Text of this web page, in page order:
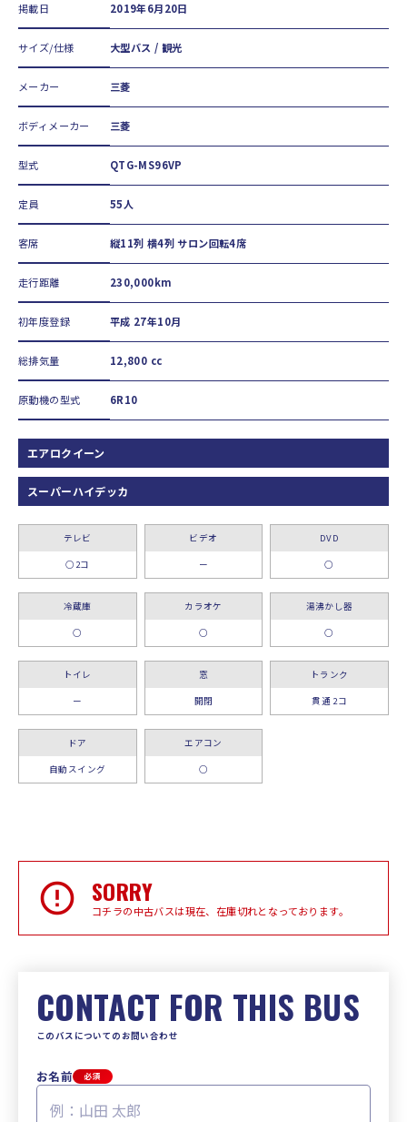
掲載日 2019年6月20日
サイズ/仕様 大型バス / 観光
メーカー 三菱
ボディメーカー 三菱
型式 QTG-MS96VP
定員 55人
客席 縦11列 横4列 サロン回転4席
走行距離 230,000km
初年度登録 平成 27年10月
総排気量 12,800 cc
原動機の型式 6R10
エアロクイーン
スーパーハイデッカ
テレビ
○2コ
ビデオ
ー
DVD
○
冷蔵庫
○
カラオケ
○
湯沸かし器
○
トイレ
ー
窓
開閉
トランク
貫通 2コ
ドア
自動スイング
エアコン
○
SORRY
コチラの中古バスは現在、在庫切れとなっております。
CONTACT FOR THIS BUS
このバスについてのお問い合わせ
お名前 必須